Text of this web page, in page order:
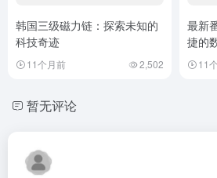
韩国三级磁力链：探索未知的
科技奇迹
11个月前 2,502
最新
捷的
11
暂无评论